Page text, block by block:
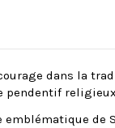
dans la